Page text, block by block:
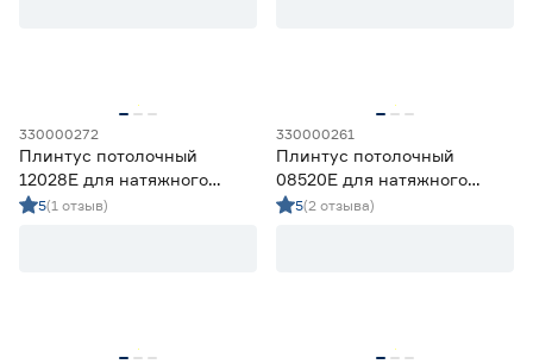
Высота (мм)
330000272
Плинтус потолочный
12028E для натяжного
потолка 109х51 мм 2 м
5(1 отзыв)
330000261
Плинтус потолочный
08520Е для натяжного
потолка 73х44 мм 2 м
5(2 отзыва)